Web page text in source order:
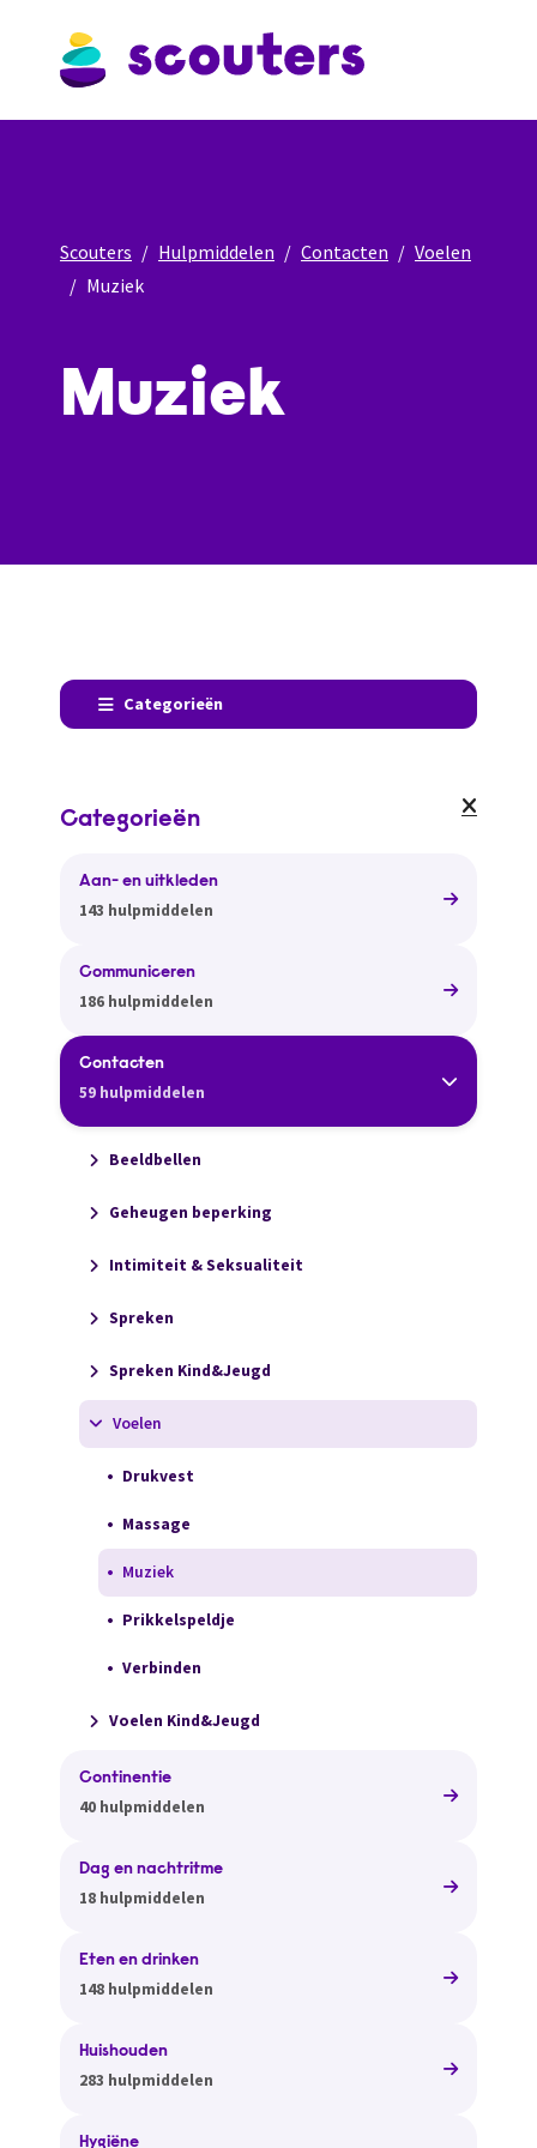
Scouters Hulpmiddelen Contacten
Voelen
Muziek
Muziek
Categorieën
Categorieën
Aan- en uitkleden
143 hulpmiddelen
Communiceren
186 hulpmiddelen
Contacten
59 hulpmiddelen
Beeldbellen
Geheugen beperking
Intimiteit & Seksualiteit
Spreken
Spreken Kind&Jeugd
Voelen
Drukvest
Massage
Muziek
Prikkelspeldje
Verbinden
Voelen Kind&Jeugd
Continentie
40 hulpmiddelen
Dag en nachtritme
18 hulpmiddelen
Eten en drinken
148 hulpmiddelen
Huishouden
283 hulpmiddelen
Hygiëne